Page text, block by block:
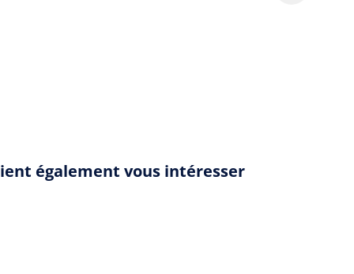
également vous intéresser